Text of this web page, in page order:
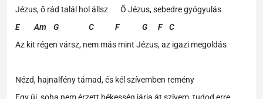
Jézus, ő rád talál hol állsz Ő Jézus, sebedre gyógyulás
E Am G C F G F C
Az kit régen vársz, nem más mint Jézus, az igazi megoldás
Nézd, hajnalfény támad, és kél szívemben remény
Egy új, soha nem érzett békesség járja át szívem, tudod erre